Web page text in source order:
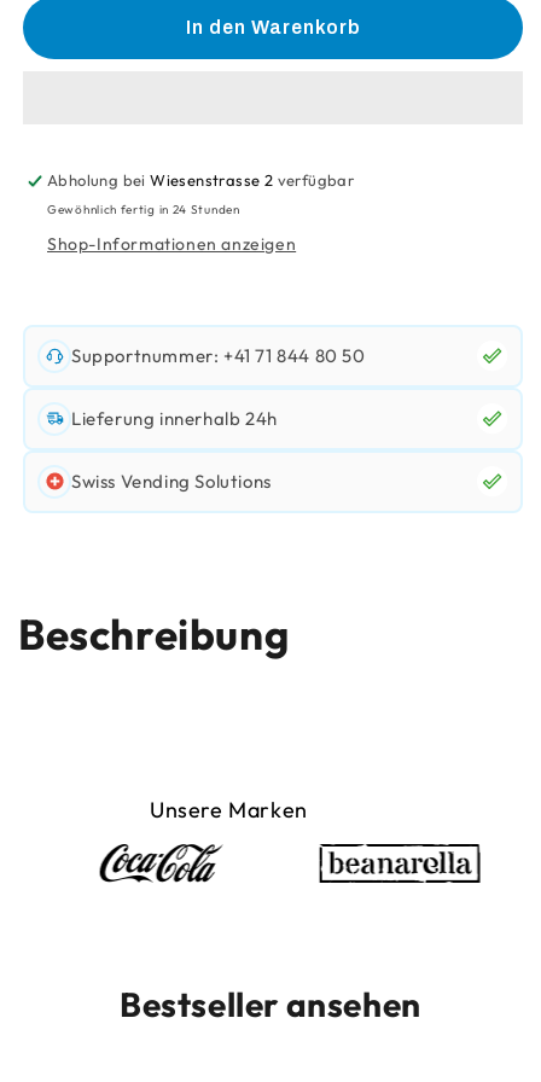
fürIn den Warenkorb
Abholung beiWiesenstrasse 2 verfügbar
Gewöhnlich fertig in 24 Stunden
Shop-Informationen anzeigen
Supportnummer: +41 71 844 80 50
Lieferung innerhalb 24h
Swiss Vending Solutions
Beschreibung
Unsere Marken
Bestseller ansehen